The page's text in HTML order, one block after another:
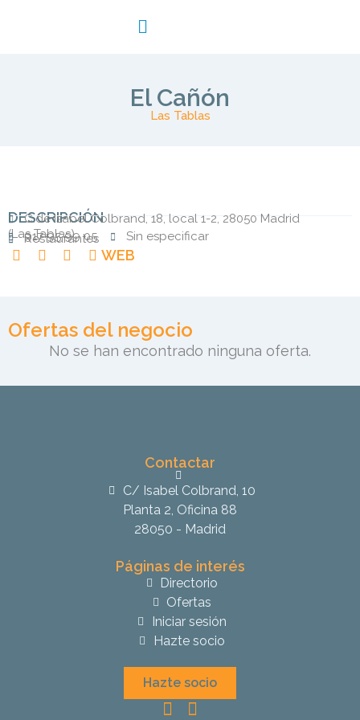
El Cañón
Las Tablas
DESCRIPCIÓN
C.de Isabel Colbrand, 18, local 1-2, 28050 Madrid
(Las Tablas)
917 95 99 05 Sin especificar
Restaurantes
WEB
Ofertas del negocio
No se han encontrado ninguna oferta.
Contactar
C/ Isabel Colbrand, 10
Planta 2, Oficina 88
28050 - Madrid
Páginas de interés
Directorio
Ofertas
Iniciar sesión
Hazte socio
Hazte socio